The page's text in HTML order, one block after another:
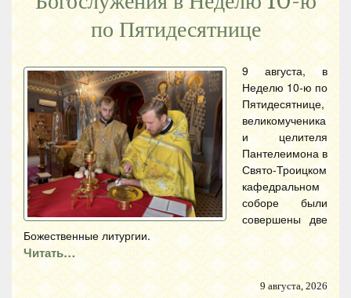
по Пятидесятнице
9 августа, в
Неделю 10-ю по
Пятидесятнице,
великомученика
и целителя
Пантелеимона в
Свято-Троицком
кафедральном
соборе были
совершены две
Божественные литургии.
Читать…
9 августа, 2026